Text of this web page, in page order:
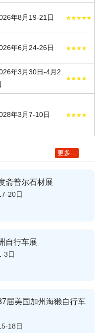
年8月19-21日
年6月24-26日
年3月30日-4月2
年3月7-10日
更多...
斋普尔石材展
20日
自行车展
3日
届美国加州海獭自行车
18日